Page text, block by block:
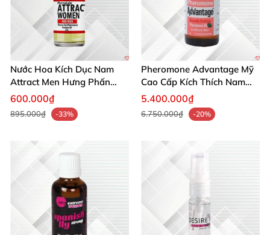
Nước Hoa Kích Dục Nam
Attract Men Hưng Phấn
Mạnh Mẽ Tăng Ham Muốn
600.000₫
895.000₫ -33%
Pheromone Advantage Mỹ
Cao Cấp Kích Thích Nam
Giới Nhanh
5.400.000₫
6.750.000₫ -20%